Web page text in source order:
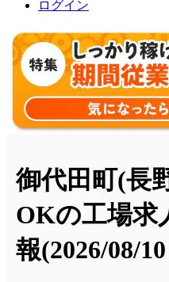
ログイン
御代田町(長
OKの工場求
報(2026/08/